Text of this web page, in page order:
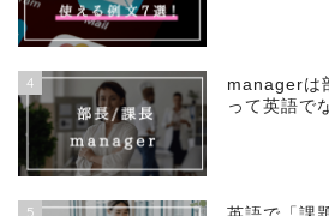
4
managerは
って英語で
5